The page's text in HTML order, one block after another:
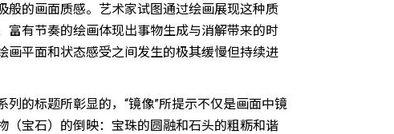
般的画面质感。艺术家试图通过绘画展现这种质
富有节奏的绘画体现出事物生成与消解带来的时
画平面和状态感受之间发生的极其缓慢但持续进
列的标题所彰显的，“镜像”所提示不仅是画面中镜
（宝石）的倒映：宝珠的圆融和石头的粗粝和谐